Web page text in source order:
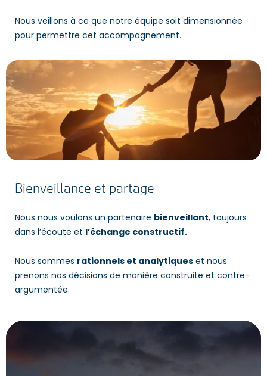
Nous veillons à ce que notre équipe soit dimensionnée
pour permettre cet accompagnement.
Bienveillance et partage
Nous nous voulons un partenaire bienveillant, toujours
dans l’écoute et l’échange constructif.
Nous sommes rationnels et analytiques et nous
prenons nos décisions de manière construite et contre-
argumentée.